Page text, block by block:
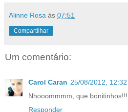
Alinne Rosa às 07:51
Compartilhar
Um comentário:
Carol Caran 25/08/2012, 12:32
Nhooommmm, que bonitinhos!!!
Responder